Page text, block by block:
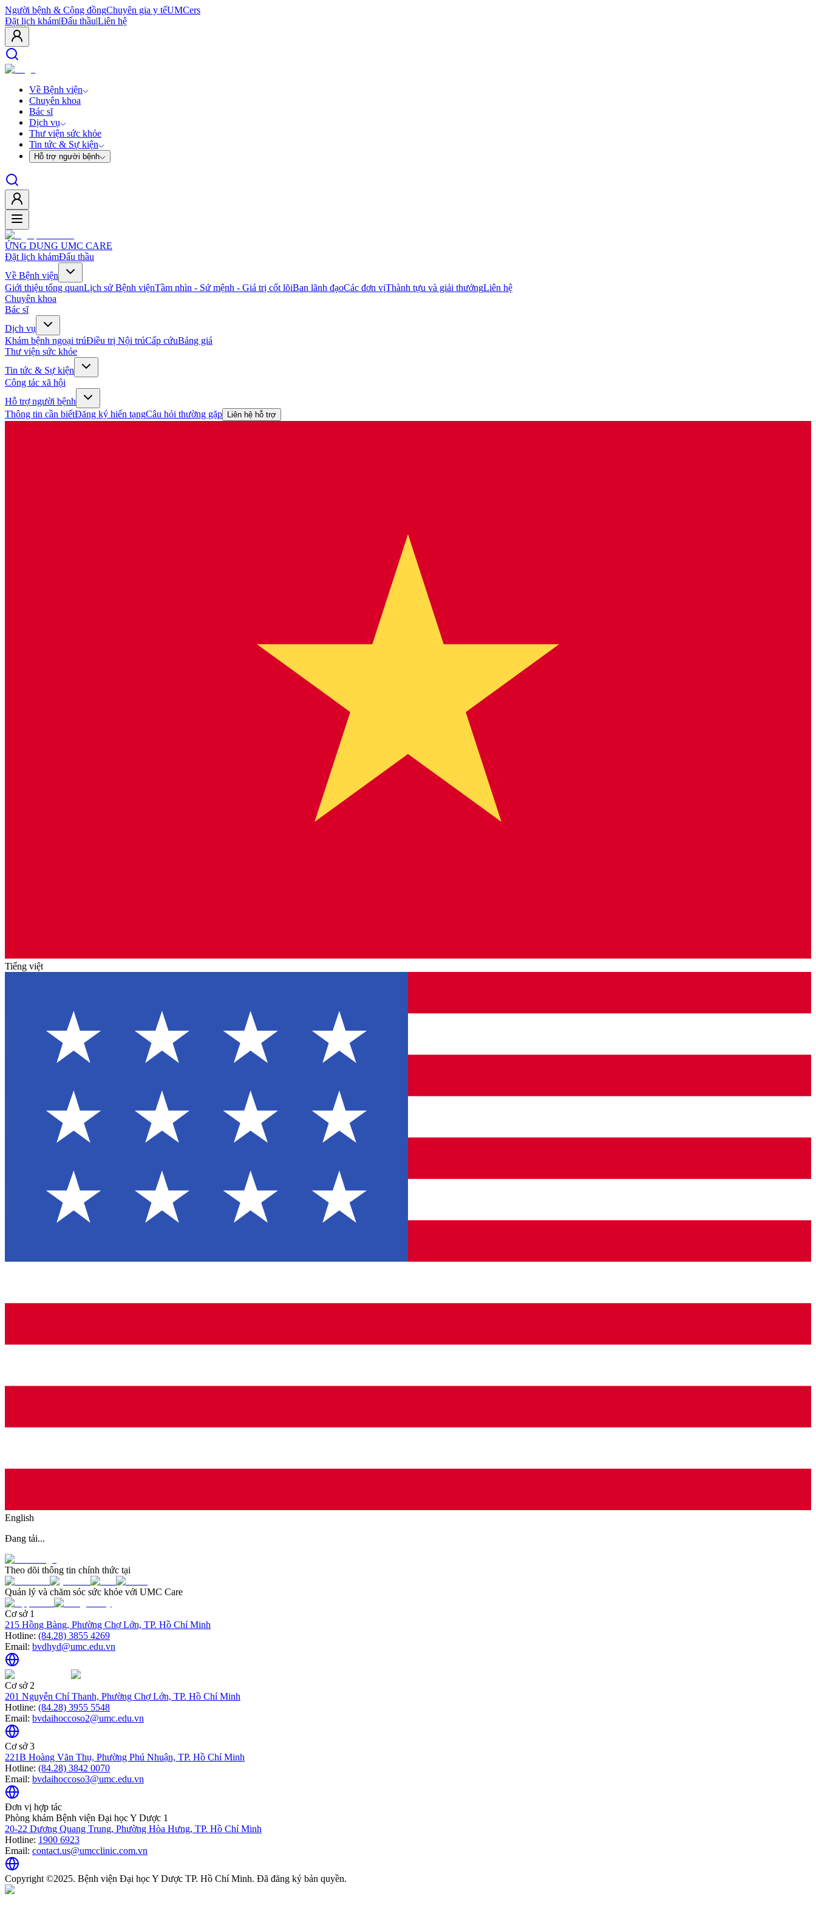
Người bệnh & Cộng đồngChuyên gia y tếUMCers
Đặt lịch khám|Đấu thầu|Liên hệ
Về Bệnh viện
Chuyên khoa
Bác sĩ
Dịch vụ
Thư viện sức khỏe
Tin tức & Sự kiện
Hỗ trợ người bệnh
ỨNG DỤNG UMC CARE
Đặt lịch khámĐấu thầu
Về Bệnh viện
Giới thiệu tổng quanLịch sử Bệnh việnTầm nhìn - Sứ mệnh - Giá trị cốt lõiBan lãnh đạoCác đơn vịThành tựu và giải thưởngLiên hệ
Chuyên khoa
Bác sĩ
Dịch vụ
Khám bệnh ngoại trúĐiều trị Nội trúCấp cứuBảng giá
Thư viện sức khỏe
Tin tức & Sự kiện
Công tác xã hội
Hỗ trợ người bệnh
Thông tin cần biếtĐăng ký hiến tạngCâu hỏi thường gặp Liên hệ hỗ trợ
Tiếng việt
English
Đang tải...
Theo dõi thông tin chính thức tại
Quản lý và chăm sóc sức khỏe với UMC Care
Cơ sở 1
215 Hồng Bàng, Phường Chợ Lớn, TP. Hồ Chí Minh
Hotline: (84.28) 3855 4269
Email: bvdhyd@umc.edu.vn
Cơ sở 2
201 Nguyễn Chí Thanh, Phường Chợ Lớn, TP. Hồ Chí Minh
Hotline: (84.28) 3955 5548
Email: bvdaihoccoso2@umc.edu.vn
Cơ sở 3
221B Hoàng Văn Thụ, Phường Phú Nhuận, TP. Hồ Chí Minh
Hotline: (84.28) 3842 0070
Email: bvdaihoccoso3@umc.edu.vn
Đơn vị hợp tác
Phòng khám Bệnh viện Đại học Y Dược 1
20-22 Dương Quang Trung, Phường Hòa Hưng, TP. Hồ Chí Minh
Hotline: 1900 6923
Email: contact.us@umcclinic.com.vn
Copyright ©2025. Bệnh viện Đại học Y Dược TP. Hồ Chí Minh. Đã đăng ký bản quyền.